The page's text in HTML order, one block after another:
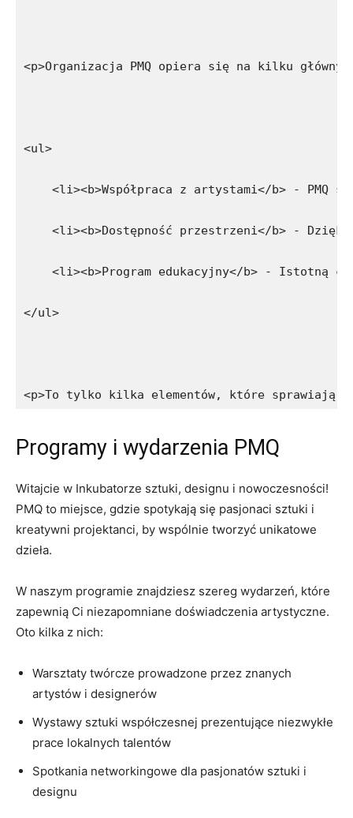
<p>Organizacja PMQ opiera się na kilku
<ul>
<li><b>Współpraca z artystami</b> - PMQ
<li><b>Dostępność przestrzeni</b> -
<li><b>Program edukacyjny</b> - Istotną
</ul>
<p>To tylko kilka elementów, które sprawiają,
Programy i wydarzenia PMQ
Witajcie ‌w Inkubatorze sztuki, designu i nowoczesności!
PMQ to miejsce, gdzie spotykają ​się pasjonaci​ sztuki i
kreatywni projektanci, by wspólnie tworzyć unikatowe
dzieła.
W naszym programie znajdziesz‍ szereg wydarzeń, które
zapewnią Ci niezapomniane doświadczenia‌ artystyczne.
Oto kilka z nich:
Warsztaty twórcze prowadzone przez znanych
⁣artystów i designerów
Wystawy sztuki współczesnej prezentujące niezwykłe⁢
prace ⁤lokalnych talentów
Spotkania ​networkingowe dla pasjonatów sztuki i
designu